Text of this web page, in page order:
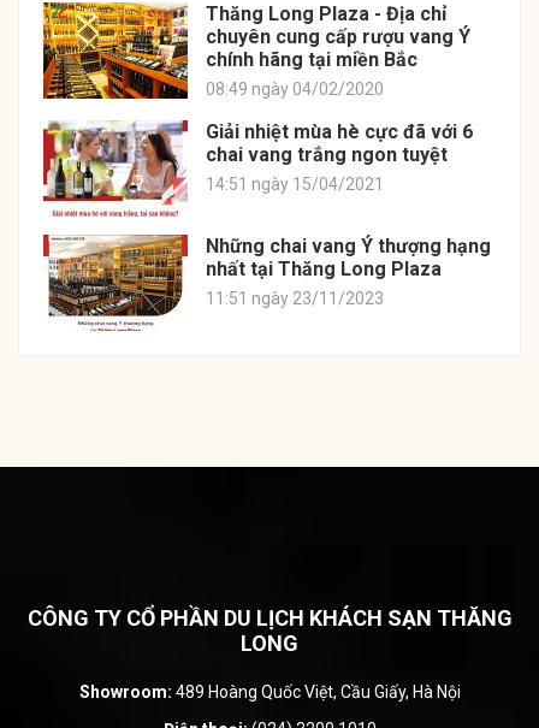
Thăng Long Plaza - Địa chỉ
chuyên cung cấp rượu vang Ý
chính hãng tại miền Bắc
08:49 ngày 04/02/2020
Giải nhiệt mùa hè cực đã với 6
chai vang trắng ngon tuyệt
14:51 ngày 15/04/2021
Những chai vang Ý thượng hạng
nhất tại Thăng Long Plaza
11:51 ngày 23/11/2023
CÔNG TY CỔ PHẦN DU LỊCH KHÁCH SẠN THĂNG
LONG
Showroom: 489 Hoàng Quốc Việt, Cầu Giấy, Hà Nội